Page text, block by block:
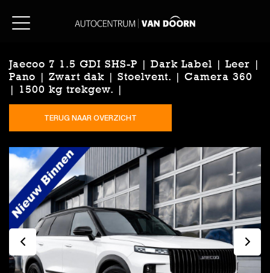
Jaecoo 7 1.5 GDI SHS-P | Dark Label | Leer |
Pano | Zwart dak | Stoelvent. | Camera 360
| 1500 kg trekgew. |
TERUG NAAR OVERZICHT